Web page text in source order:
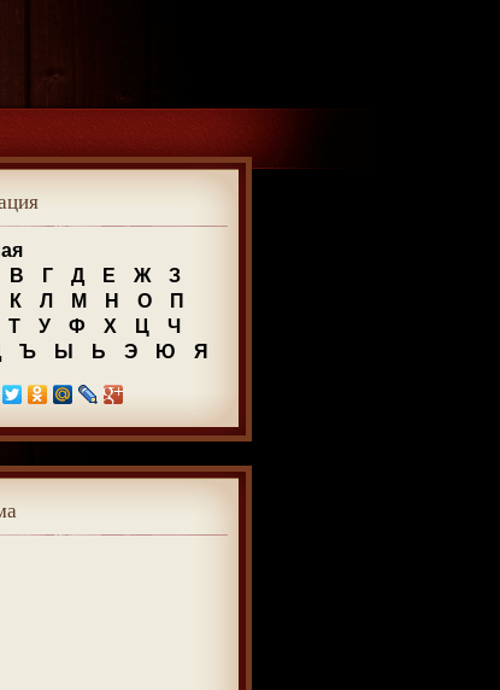
В Г Д Е Ж
З
К Л М Н О
П
Т У Ф Х Ц
Ч
Ъ Ы Ь Э Ю Я